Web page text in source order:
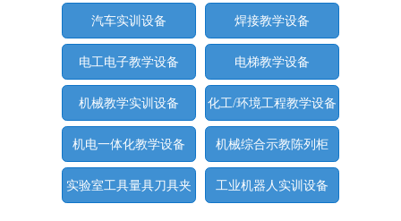
汽车实训设备 焊接教学设备
电工电子教学设备 电梯教学设备
机械教学实训设备 化工/环境工程教学设备
机电一体化教学设备 机械综合示教陈列柜
实验室工具量具刀具夹 工业机器人实训设备